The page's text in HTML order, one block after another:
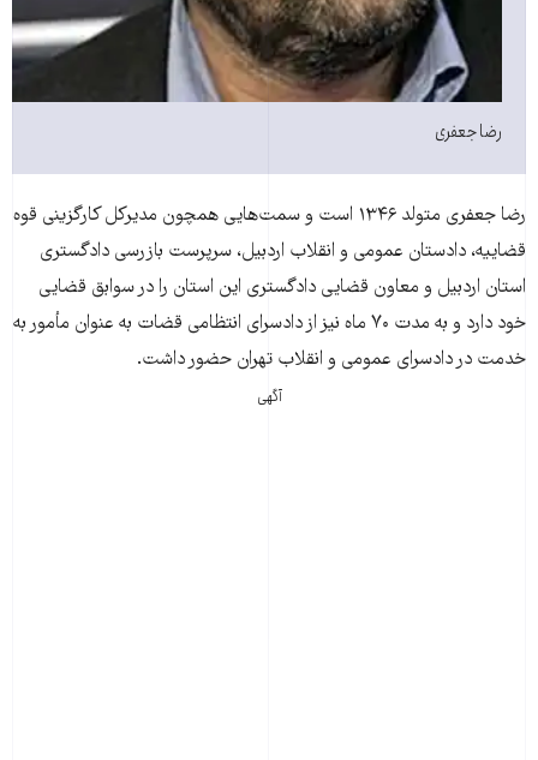
رضا جعفری
رضا جعفری متولد ۱۳۴۶ است و سمت‌هایی همچون مدیركل كارگزینی قوه
قضاییه، دادستان عمومی و انقلاب اردبیل، سرپرست بازرسی دادگستری
استان اردبیل و معاون قضایی دادگستری این استان را در سوابق قضایی
خود دارد و به مدت ۷۰ ماه نیز از دادسرای انتظامی قضات به عنوان مأمور به
خدمت در دادسرای عمومی و انقلاب تهران حضور داشت.
آگهی